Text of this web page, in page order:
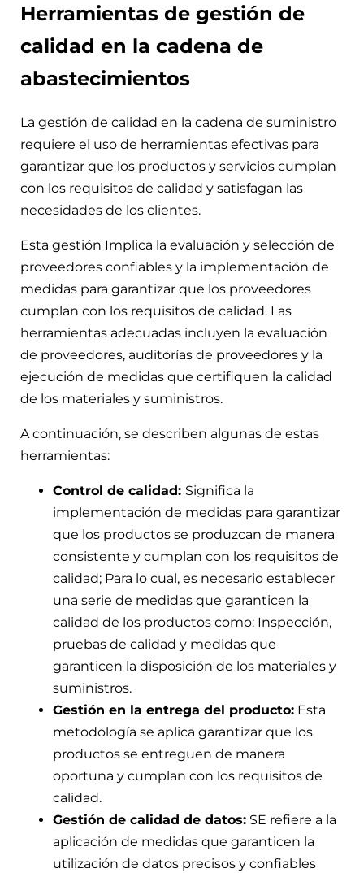
Herramientas de gestión de
calidad en la cadena de
abastecimientos
La gestión de calidad en la cadena de suministro
requiere el uso de herramientas efectivas para
garantizar que los productos y servicios cumplan
con los requisitos de calidad y satisfagan las
necesidades de los clientes.
Esta gestión Implica la evaluación y selección de
proveedores confiables y la implementación de
medidas para garantizar que los proveedores
cumplan con los requisitos de calidad. Las
herramientas adecuadas incluyen la evaluación
de proveedores, auditorías de proveedores y la
ejecución de medidas que certifiquen la calidad
de los materiales y suministros.
A continuación, se describen algunas de estas
herramientas:
Control de calidad: Significa la
implementación de medidas para garantizar
que los productos se produzcan de manera
consistente y cumplan con los requisitos de
calidad; Para lo cual, es necesario establecer
una serie de medidas que garanticen la
calidad de los productos como: Inspección,
pruebas de calidad y medidas que
garanticen la disposición de los materiales y
suministros.
Gestión en la entrega del producto: Esta
metodología se aplica garantizar que los
productos se entreguen de manera
oportuna y cumplan con los requisitos de
calidad.
Gestión de calidad de datos: SE refiere a la
aplicación de medidas que garanticen la
utilización de datos precisos y confiables